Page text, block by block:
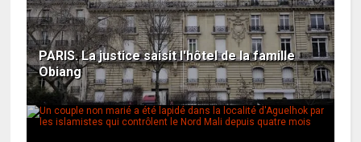
PARIS. La justice saisit l'hôtel de la famille
Obiang